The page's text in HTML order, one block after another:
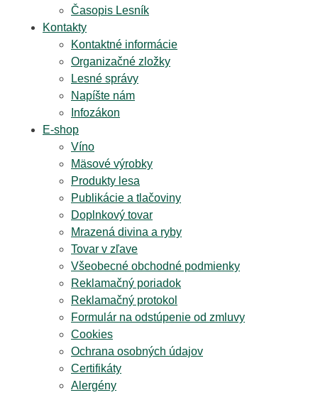
Časopis Lesník
Kontakty
Kontaktné informácie
Organizačné zložky
Lesné správy
Napíšte nám
Infozákon
E-shop
Víno
Mäsové výrobky
Produkty lesa
Publikácie a tlačoviny
Doplnkový tovar
Mrazená divina a ryby
Tovar v zľave
Všeobecné obchodné podmienky
Reklamačný poriadok
Reklamačný protokol
Formulár na odstúpenie od zmluvy
Cookies
Ochrana osobných údajov
Certifikáty
Alergény